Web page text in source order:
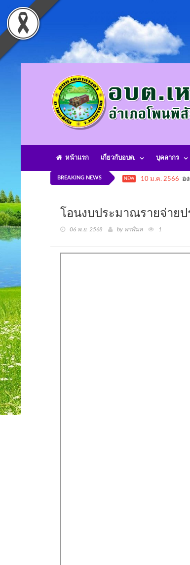
หน้าแรก เกี่ยวกับอบต. บุคลากร
BREAKING NEWS NEW 10 ม.ค. 2566 อ
โอนงบประมาณรายจ่า
06 พ.ย. 2568 by พรพิมล 1